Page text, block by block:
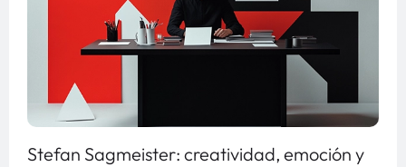
Stefan Sagmeister: creatividad, emoción y